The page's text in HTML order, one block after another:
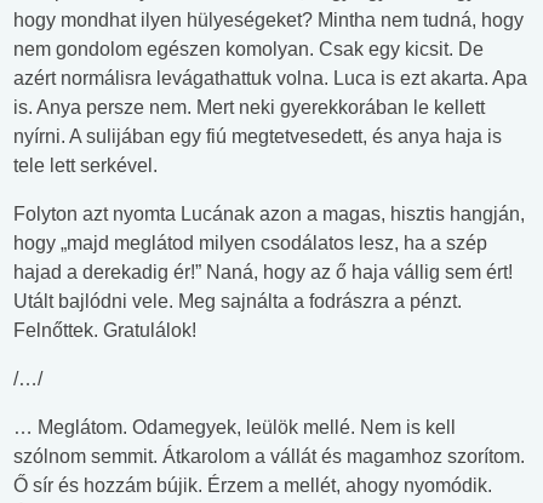
hogy mondhat ilyen hülyeségeket? Mintha nem tudná, hogy
nem gondolom egészen komolyan. Csak egy kicsit. De
azért normálisra levágathattuk volna. Luca is ezt akarta. Apa
is. Anya persze nem. Mert neki gyerekkorában le kellett
nyírni. A sulijában egy fiú megtetvesedett, és anya haja is
tele lett serkével.
Folyton azt nyomta Lucának azon a magas, hisztis hangján,
hogy „majd meglátod milyen csodálatos lesz, ha a szép
hajad a derekadig ér!” Naná, hogy az ő haja vállig sem ért!
Utált bajlódni vele. Meg sajnálta a fodrászra a pénzt.
Felnőttek. Gratulálok!
/…/
… Meglátom. Odamegyek, leülök mellé. Nem is kell
szólnom semmit. Átkarolom a vállát és magamhoz szorítom.
Ő sír és hozzám bújik. Érzem a mellét, ahogy nyomódik.